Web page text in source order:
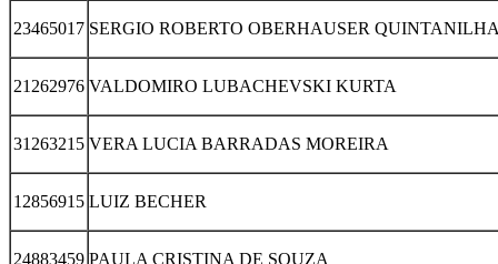
23465017 SERGIO ROBERTO OBERHAUSER
21262976 VALDOMIRO LUBACHEVSKI KURTA
31263215 VERA LUCIA BARRADAS MOREIRA
12856915 LUIZ BECHER
24883459 PAULA CRISTINA DE SOUZA